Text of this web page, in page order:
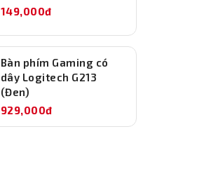
149,000đ
Bàn phím Gaming có
dây Logitech G213
(Đen)
929,000đ